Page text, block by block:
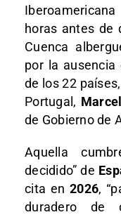
horas antes de
Cuenca
por la
de los 22
Portugal,
de Gobierno de
Aquella
decidido” de
cita en2026,
duradero de